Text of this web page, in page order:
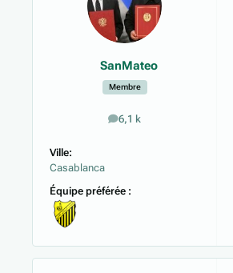
SanMateo
Membre
6,1 k
messages
Ville:
Casablanca
Équipe préférée :